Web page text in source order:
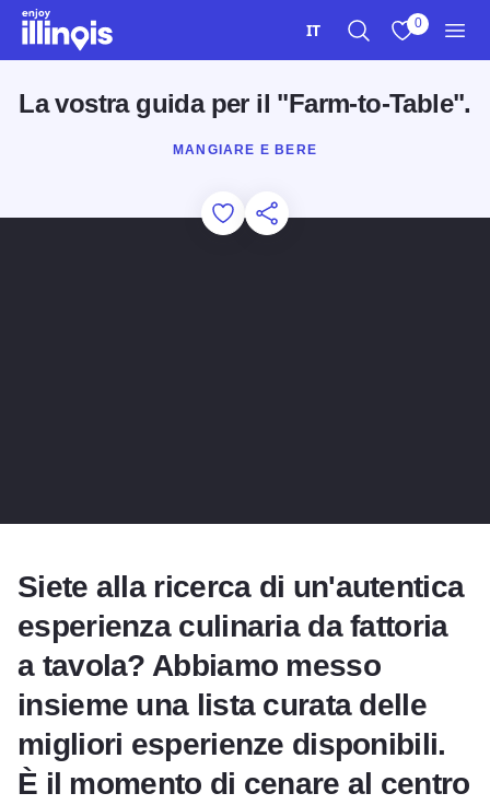
Vai al contenuto principale
IT 0
La vostra guida per il "Farm-to-Table".
MANGIARE E BERE
Add to Favorites
Condividi questa pagina
Siete alla ricerca di un'autentica
esperienza culinaria da fattoria
a tavola? Abbiamo messo
insieme una lista curata delle
migliori esperienze disponibili.
È il momento di cenare al centro